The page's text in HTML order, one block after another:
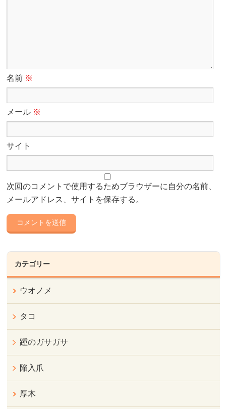
名前 ※
メール ※
サイト
次回のコメントで使用するためブラウザーに自分の名前、
メールアドレス、サイトを保存する。
カテゴリー
ウオノメ
タコ
踵のガサガサ
陥入爪
厚木